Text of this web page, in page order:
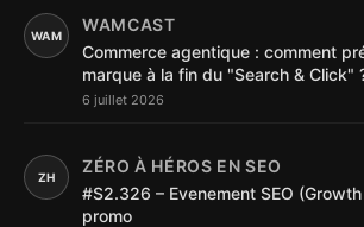
WAM
WAMCAST
Commerce agentique : comment
marque à la fin du "Search & Click"
6 juillet 2026
ZH
ZÉRO À HÉROS EN SEO
#S2.326 – Evenement SEO
promo